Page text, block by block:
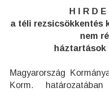
H I R D
a téli rezsicsökkentés
nem
háztartások
Magyarország
Korm.